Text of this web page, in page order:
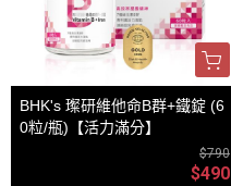
BHK's 璨研維他命B群+鐵錠 (6
0粒/瓶)【活力滿分】
$790
$490